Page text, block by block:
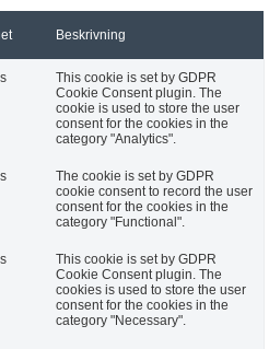
Beskrivning
This cookie is set by GDPR
Cookie Consent plugin. The
cookie is used to store the user
consent for the cookies in the
category "Analytics".
The cookie is set by GDPR
cookie consent to record the user
consent for the cookies in the
category "Functional".
This cookie is set by GDPR
Cookie Consent plugin. The
cookies is used to store the user
consent for the cookies in the
category "Necessary".